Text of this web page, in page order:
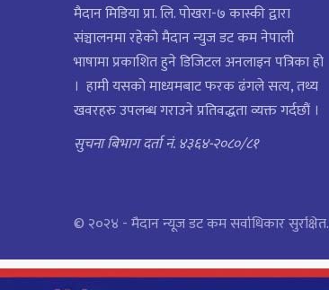
मैदान मिडिया प्रा. लि. पाेखरा-७ कास्की द्वारा
संञ्चालनमा रहेको मैदान न्युज डट कम नेपाली
भाषामा प्रकाशित हुने डिजिटल अनलाइन पत्रिका हो
। हामी यसको माध्यमबाट फरक ढंगले सत्य, तथ्य
खवरहरु उपलब्ध गराउने प्रतिवद्धता व्यक्त गर्दछौं ।
सुचना बिभाग दर्ता नं. ४३६४-२०८०/८१
© २०२४ - मैदान न्यूज डट कम सर्वाधिकार सुरक्षित.